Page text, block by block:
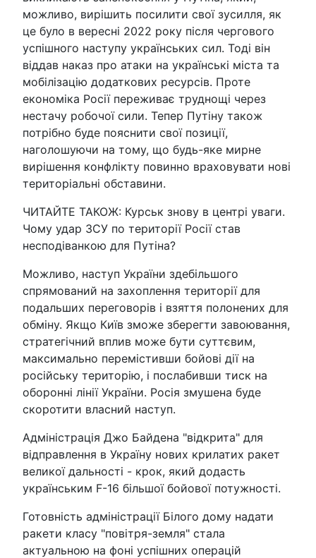
можливо, вирішить посилити свої зусилля, як
це було в вересні 2022 року після чергового
успішного наступу українських сил. Тоді він
віддав наказ про атаки на українські міста та
мобілізацію додаткових ресурсів. Проте
економіка Росії переживає труднощі через
нестачу робочої сили. Тепер Путіну також
потрібно буде пояснити свої позиції,
наголошуючи на тому, що будь-яке мирне
вирішення конфлікту повинно враховувати нові
територіальні обставини.
ЧИТАЙТЕ ТАКОЖ: Курськ знову в центрі уваги.
Чому удар ЗСУ по території Росії став
несподіванкою для Путіна?
Можливо, наступ України здебільшого
спрямований на захоплення території для
подальших переговорів і взяття полонених для
обміну. Якщо Київ зможе зберегти завоювання,
стратегічний вплив може бути суттєвим,
максимально перемістивши бойові дії на
російську територію, і послабивши тиск на
оборонні лінії України. Росія змушена буде
скоротити власний наступ.
Адміністрація Джо Байдена "відкрита" для
відправлення в Україну нових крилатих ракет
великої дальності - крок, який додасть
українським F-16 більшої бойової потужності.
Готовність адміністрації Білого дому надати
ракети класу "повітря-земля" стала
актуальною на фоні успішних операцій